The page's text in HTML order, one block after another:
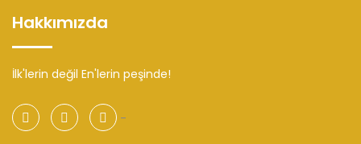
Hakkımızda
İlk'lerin değil En'lerin peşinde!
-